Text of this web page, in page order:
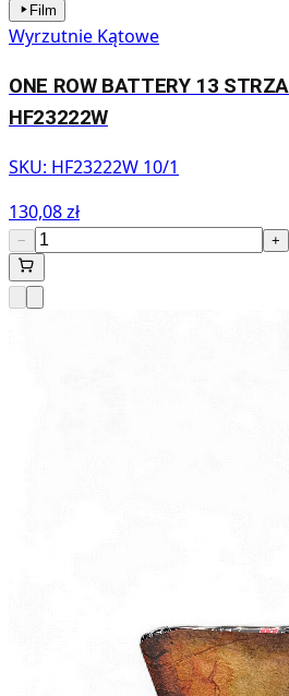
Film
Wyrzutnie Kątowe
ONE ROW BATTERY 13
HF23222W
SKU: HF23222W 10/1
130,08 zł
− +